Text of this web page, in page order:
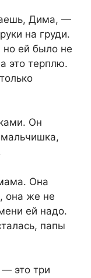
Дима, —
на груди.
но ей было не
это терплю.
Он
Она
она же не
ей надо.
папы
это три